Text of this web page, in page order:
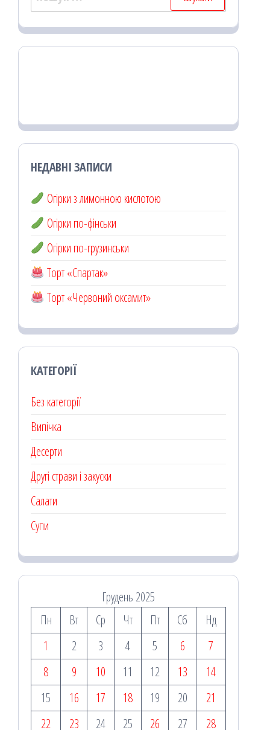
НЕДАВНІ ЗАПИСИ
Огірки з лимонною кислотою
Огірки по-фінськи
Огірки по-грузинськи
Торт «Спартак»
Торт «Червоний оксамит»
КАТЕГОРІЇ
Без категорії
Випічка
Десерти
Другі страви і закуски
Салати
Супи
Грудень 2025
Пн
Вт Ср Чт Пт Сб
Нд
1
2 3 4 5 6
7
8
9 10 11 12 13
14
15
16 17 18 19 20
21
22
23 24 25 26 27 28